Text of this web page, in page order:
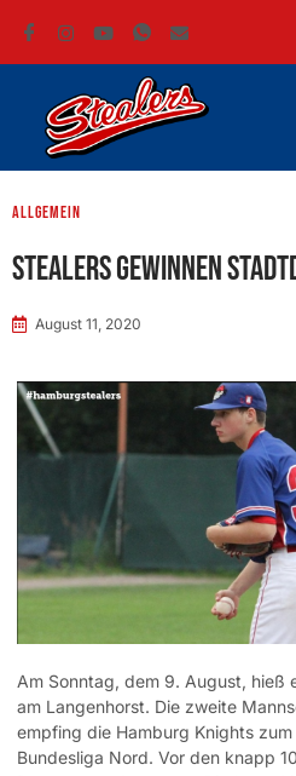
Allgemein
Stealers gewinnen
August 11, 2020
Am Sonntag, dem 9. August, hieß
am Langenhorst. Die zweite
empfing die Hamburg Knights
Bundesliga Nord. Vor den knapp